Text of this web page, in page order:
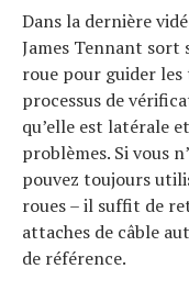
Dans la dernière
James Tennant sort
roue pour guider
processus de
qu’elle est latérale
problèmes. Si vous
pouvez toujours
roues – il suffit de
attaches de câble
de référence.
Actualités
Technologies
Tests de produits
Conseils
Tendances
Tous nos articles
À propos